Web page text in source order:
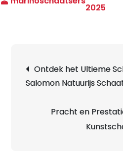
2025
Ontdek het Ultieme
Salomon Natuurijs
Pracht en